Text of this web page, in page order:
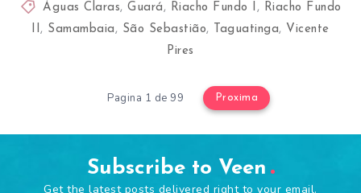
Águas Claras, Guará , Riacho Fundo I ,
Riacho Fundo
, Samambaia , São Sebastião, Taguatinga, Vicente
Pires
Pagina 1 de 99 Proxima
Subscribe to Veen
Get the latest posts delivered right to your email.